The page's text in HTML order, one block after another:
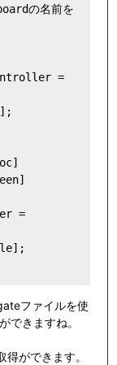
の名前を
ファイルを使
できますね。
ができます。